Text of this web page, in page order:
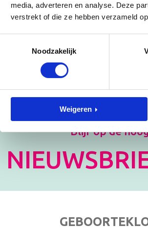
media, adverteren en analyse. Deze
verstrekt of die ze hebben verzameld
Noodzakelijk
Weigeren
Blijf op de